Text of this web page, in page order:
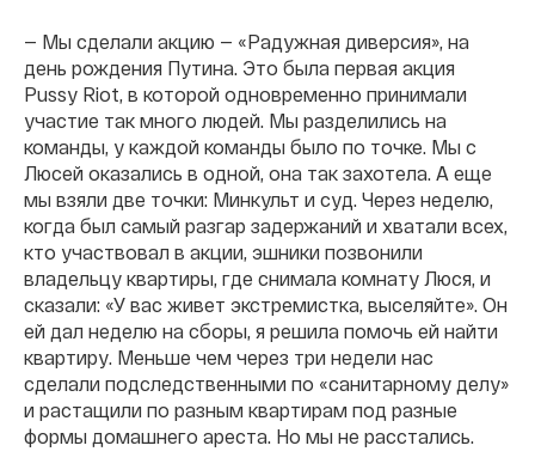
— Мы сделали акцию — «Радужная диверсия», на
день рождения Путина. Это была первая акция
Pussy Riot, в которой одновременно принимали
участие так много людей. Мы разделились на
команды, у каждой команды было по точке. Мы с
Люсей оказались в одной, она так захотела. А еще
мы взяли две точки: Минкульт и суд. Через неделю,
когда был самый разгар задержаний и хватали всех,
кто участвовал в акции, эшники позвонили
владельцу квартиры, где снимала комнату Люся, и
сказали: «У вас живет экстремистка, выселяйте». Он
ей дал неделю на сборы, я решила помочь ей найти
квартиру. Меньше чем через три недели нас
сделали подследственными по «санитарному делу»
и растащили по разным квартирам под разные
формы домашнего ареста. Но мы не расстались.